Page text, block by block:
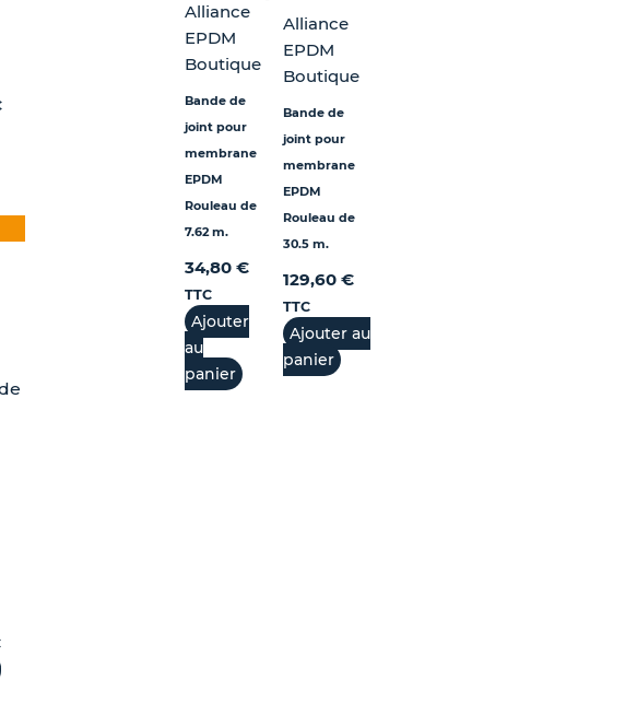
Alliance
EPDM
Boutique
Bande de
joint pour
membrane
EPDM
Rouleau de
7.62 m.
34,80€
TTC
Ajouter
au
panier
Alliance
EPDM
Boutique
Bande de
joint pour
membrane
EPDM
Rouleau de
30.5 m.
129,60€
TTC
Ajouter au
panier